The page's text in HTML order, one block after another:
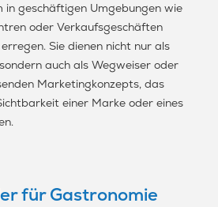
in geschäftigen Umgebungen wie
oder Verkaufsgeschäften
Sie dienen nicht nur als
auch als Wegweiser oder
Marketingkonzepts, das
einer Marke oder eines
für Gastronomie